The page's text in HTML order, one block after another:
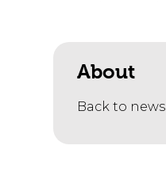
About
Back to news